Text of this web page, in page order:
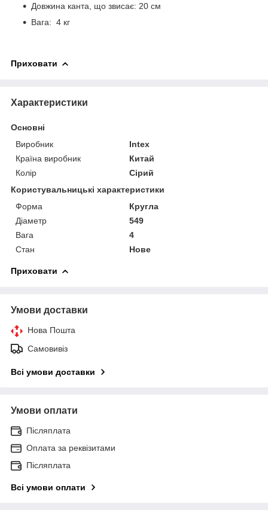
Довжина канта, що звисає: 20 см
Вага: 4 кг
Приховати
Характеристики
Основні
Виробник
Intex
Країна виробник
Китай
Колір
Сірий
Користувальницькі характеристики
Форма
Кругла
Діаметр
549
Вага
4
Стан
Нове
Приховати
Умови доставки
Нова Пошта
Самовивіз
Всі умови доставки
Умови оплати
Післяплата
Оплата за реквізитами
Післяплата
Всі умови оплати